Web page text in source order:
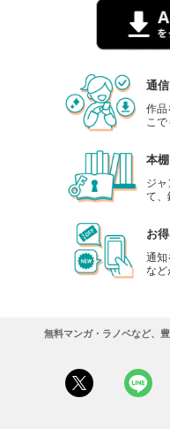
通
作品
こ
本
ジ
て、
お
通知
など
無料マンガ・ラノベなど、